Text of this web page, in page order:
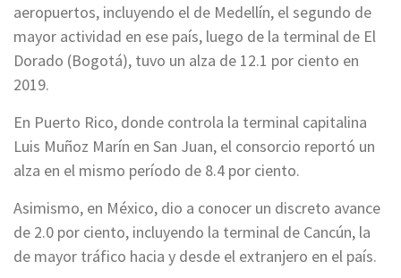
aeropuertos, incluyendo el de Medellín, el segundo de
mayor actividad en ese país, luego de la terminal de El
Dorado (Bogotá), tuvo un alza de 12.1 por ciento en
2019.
En Puerto Rico, donde controla la terminal capitalina
Luis Muñoz Marín en San Juan, el consorcio reportó un
alza en el mismo período de 8.4 por ciento.
Asimismo, en México, dio a conocer un discreto avance
de 2.0 por ciento, incluyendo la terminal de Cancún, la
de mayor tráfico hacia y desde el extranjero en el país.